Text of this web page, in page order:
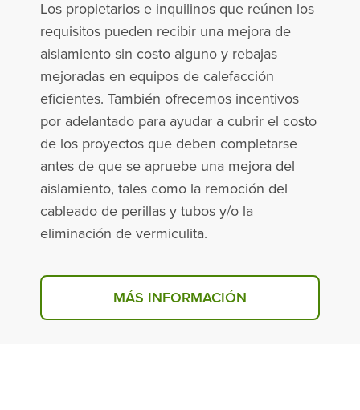
Los propietarios e inquilinos que reúnen los
requisitos pueden recibir una mejora de
aislamiento sin costo alguno y rebajas
mejoradas en equipos de calefacción
eficientes. También ofrecemos incentivos
por adelantado para ayudar a cubrir el costo
de los proyectos que deben completarse
antes de que se apruebe una mejora del
aislamiento, tales como la remoción del
cableado de perillas y tubos y/o la
eliminación de vermiculita.
MÁS INFORMACIÓN
ABOUT ENHANCED